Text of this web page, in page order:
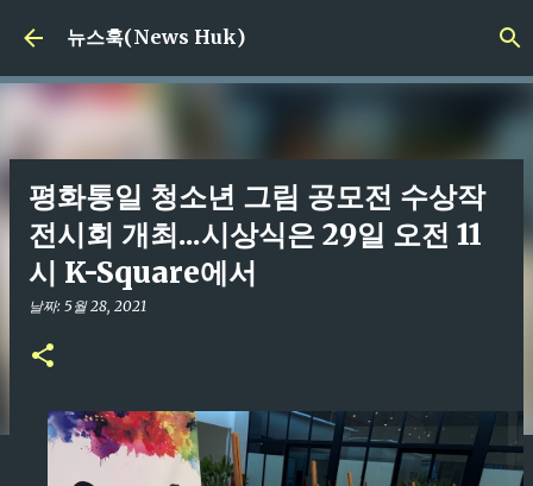
기본 콘텐츠로 건너뛰기
뉴스훅(News Huk)
평화통일 청소년 그림 공모전 수상작
전시회 개최...시상식은 29일 오전 11
시 K-Square에서
날짜: 5월 28, 2021